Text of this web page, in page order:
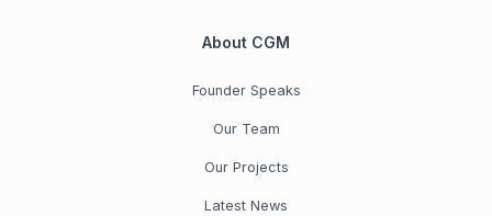
About CGM
Founder Speaks
Our Team
Our Projects
Latest News